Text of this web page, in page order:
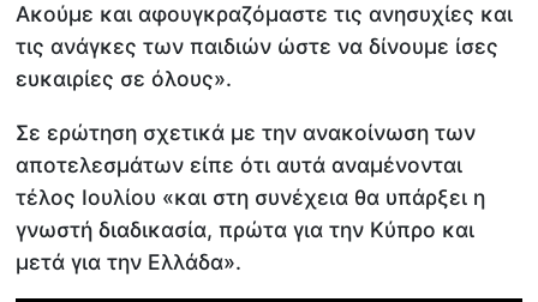
Ακούμε και αφουγκραζόμαστε τις ανησυχίες και
τις ανάγκες των παιδιών ώστε να δίνουμε ίσες
ευκαιρίες σε όλους».
Σε ερώτηση σχετικά με την ανακοίνωση των
αποτελεσμάτων είπε ότι αυτά αναμένονται
τέλος Ιουλίου «και στη συνέχεια θα υπάρξει η
γνωστή διαδικασία, πρώτα για την Κύπρο και
μετά για την Ελλάδα».